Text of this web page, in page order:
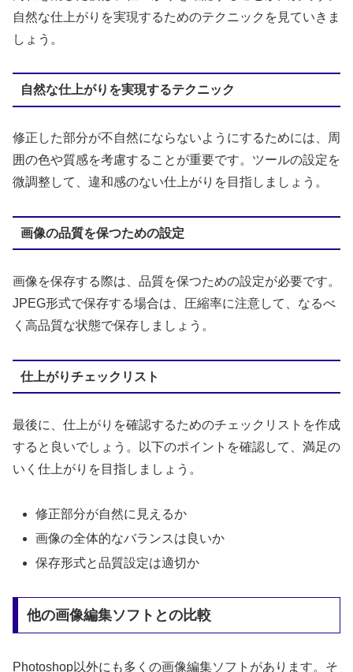
自然な仕上がりを実現するためのテクニックを見ていきま
しょう。
自然な仕上がりを実現するテクニック
修正した部分が不自然にならないようにするためには、周
囲の色や質感を考慮することが重要です。ツールの設定を
微調整して、違和感のない仕上がりを目指しましょう。
画像の品質を保つための設定
画像を保存する際は、品質を保つための設定が必要です。
JPEG形式で保存する場合は、圧縮率に注意して、なるべ
く高品質な状態で保存しましょう。
仕上がりチェックリスト
最後に、仕上がりを確認するためのチェックリストを作成
すると良いでしょう。以下のポイントを確認して、満足の
いく仕上がりを目指しましょう。
修正部分が自然に見えるか
画像の全体的なバランスは良いか
保存形式と品質設定は適切か
他の画像編集ソフトとの比較
Photoshop以外にも多くの画像編集ソフトがあります。そ